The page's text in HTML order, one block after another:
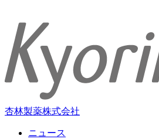
杏林製薬株式会社
ニュース